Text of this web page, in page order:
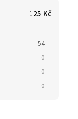
125 Kč
54
0
0
0